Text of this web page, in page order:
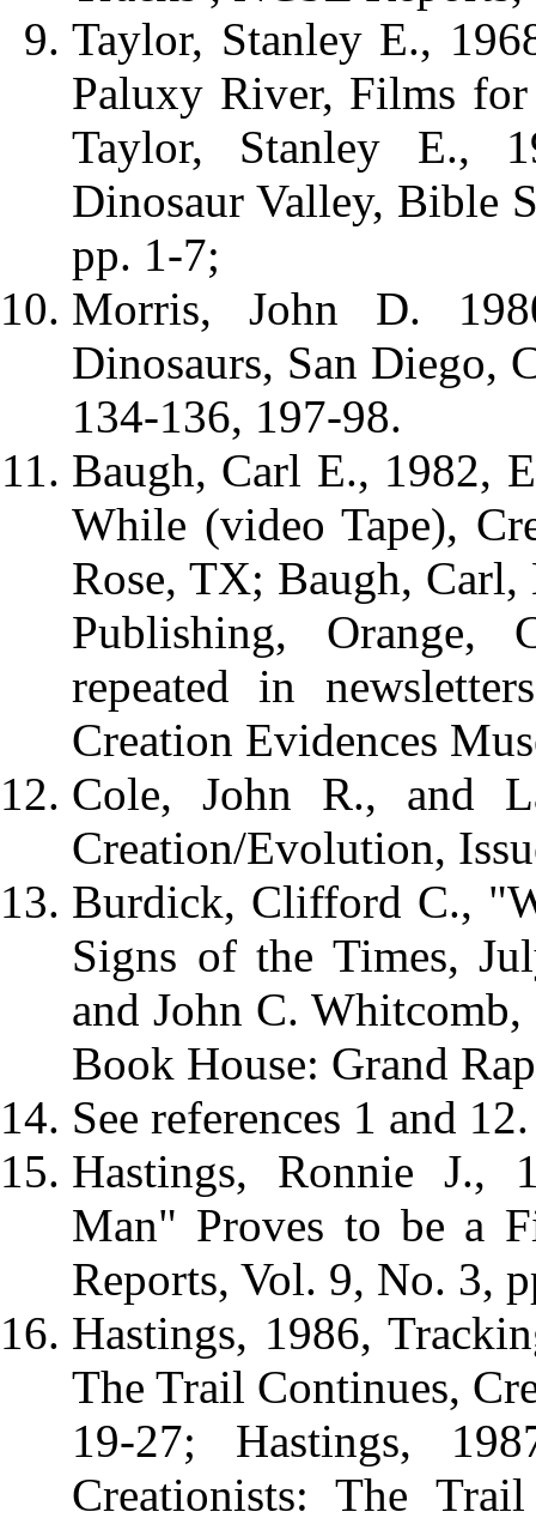
Taylor, Stanley E.,
Paluxy River, Films
Taylor, Stanley E.,
Dinosaur Valley, Bible
pp. 1-7;
Morris, John D.
Dinosaurs, San Diego,
134-136, 197-98.
Baugh, Carl E., 1982,
While (video Tape),
Rose, TX; Baugh, Carl,
Publishing, Orange,
repeated in
Creation Evidences
Cole, John R., and
Creation/Evolution,
Burdick, Clifford C.,
Signs of the Times,
and John C.
Book House: Grand
See references 1 and 12.
Hastings, Ronnie J.,
Man" Proves to be a
Reports, Vol. 9, No. 3,
Hastings, 1986,
The Trail Continues,
19-27; Hastings,
Creationists: The